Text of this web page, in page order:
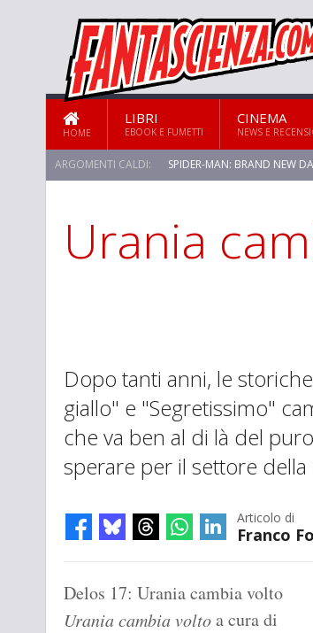
HOME
LIBRI
EBOOK E FUMETTI
CINEMA
NEWS E
ARGOMENTI CALDI: SPIDER-MAN: BRAND NEW
STAR TREK: STRANGE NEW WORLDS
Urania
Dopo tanti anni, le
giallo" e "Segretissimo"
che va ben al di là del
sperare per il settore
Articolo di
Franco
Delos 17: Urania cambia volto
Urania cambia voltoa cura di